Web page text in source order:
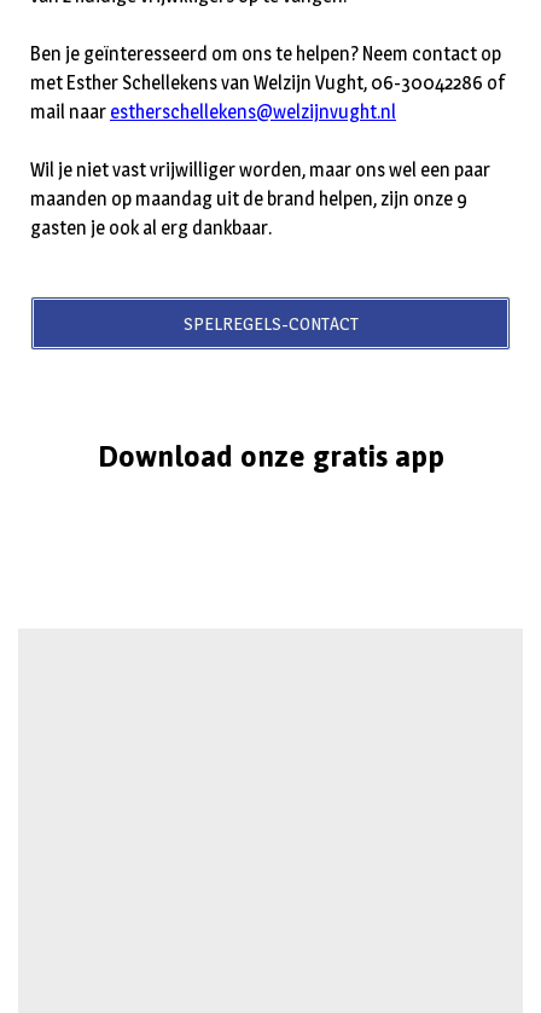
Ben je geïnteresseerd om ons te helpen? Neem contact op
met Esther Schellekens van Welzijn Vught, 06-30042286 of
mail naar estherschellekens@welzijnvught.nl
Wil je niet vast vrijwilliger worden, maar ons wel een paar
maanden op maandag uit de brand helpen, zijn onze 9
gasten je ook al erg dankbaar.
SPELREGELS-CONTACT
Download onze gratis app